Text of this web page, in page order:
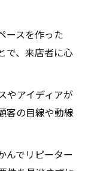
ースを作った
で、来店者に心
やアイディアが
客の目線や動線
んでリピーター